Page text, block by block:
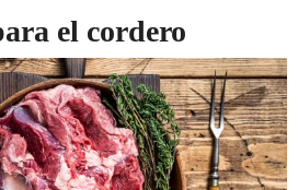
el cordero